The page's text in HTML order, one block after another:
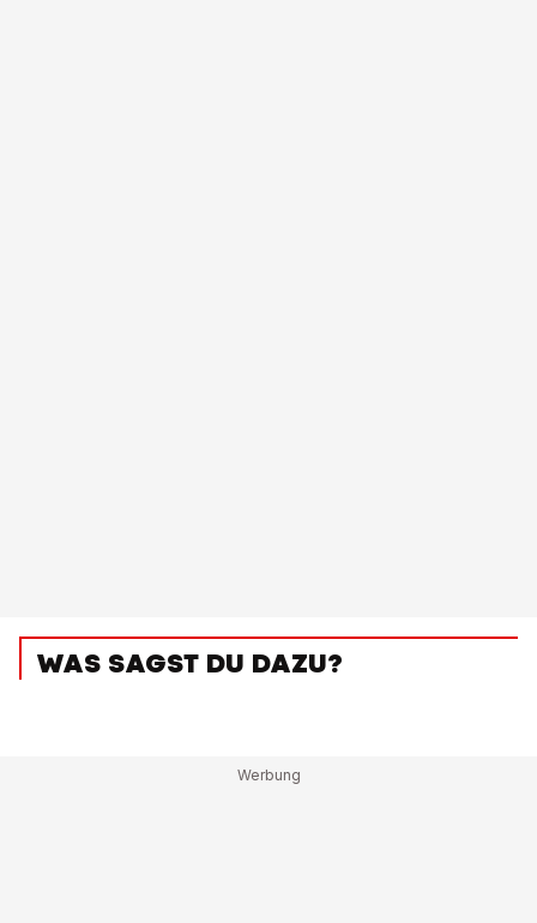
WAS SAGST DU DAZU?